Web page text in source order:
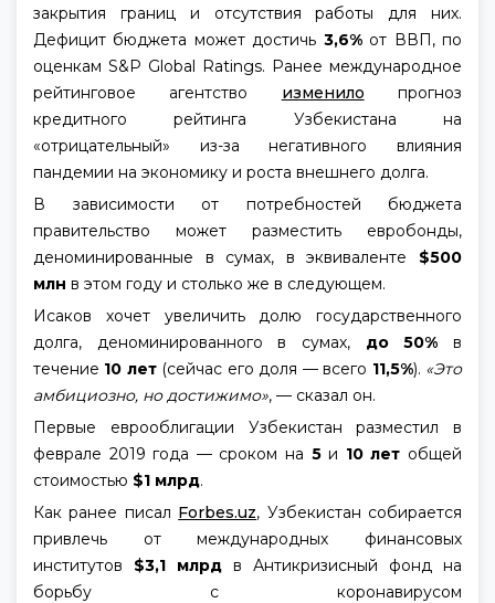
закрытия границ и отсутствия работы для них.
Дефицит бюджета может достичь 3,6% от ВВП, по
оценкам S&P Global Ratings. Ранее международное
рейтинговое агентство изменило прогноз
кредитного рейтинга Узбекистана на
«отрицательный» из-за негативного влияния
пандемии на экономику и роста внешнего долга.
В зависимости от потребностей бюджета
правительство может разместить евробонды,
деноминированные в сумах, в эквиваленте $500
млн в этом году и столько же в следующем.
Исаков хочет увеличить долю государственного
долга, деноминированного в сумах, до 50% в
течение 10 лет (сейчас его доля — всего 11,5%). «Это
амбициозно, но достижимо», — сказал он.
Первые еврооблигации Узбекистан разместил в
феврале 2019 года — сроком на 5и 10 лет общей
стоимостью $1 млрд.
Как ранее писал Forbes.uz, Узбекистан собирается
привлечь от международных финансовых
институтов $3,1 млрд в Антикризисный фонд на
борьбу с коронавирусом